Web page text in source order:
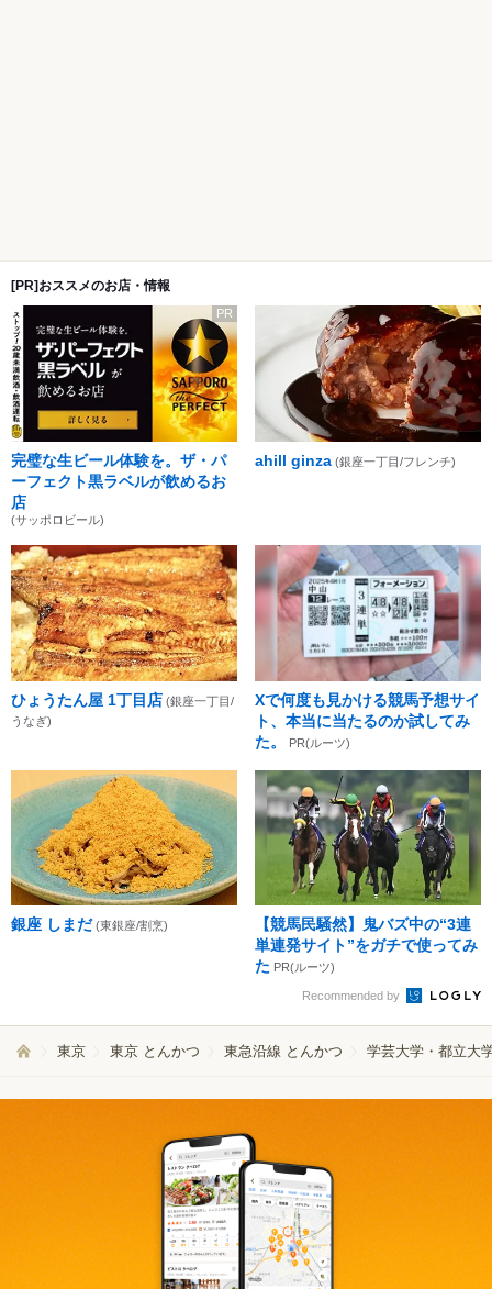
[PR]おススメのお店・情報
PR
完璧な生ビール体験を。ザ・パ
ーフェクト黒ラベルが飲めるお
店
(サッポロビール)
ahill ginza (銀座一丁目/フレンチ)
ひょうたん屋 1丁目店 (銀座一丁目/
うなぎ)
Xで何度も見かける競馬予想サイ
ト、本当に当たるのか試してみ
た。
PR(ルーツ)
銀座 しまだ (東銀座/割烹)
【競馬民騒然】鬼バズ中の“3連
単連発サイト”をガチで使ってみ
た PR(ルーツ)
Recommended by
東京 東京 とんかつ 東急沿線 とんかつ 学芸大学・都立大